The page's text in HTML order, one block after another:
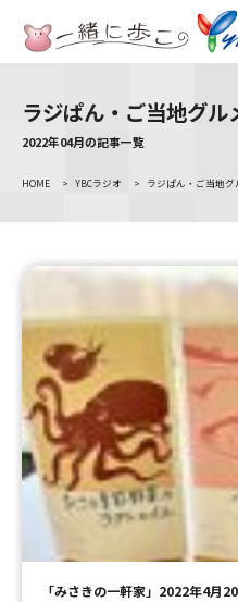
テレビ
TV
ラジオ
アナウンサー
イベント
試写会・プレ
Present
ＹＢＣオンデマンド
ラジぱん・ご当地グル
2022年04月の記事一覧
HOME > YBCラジオ > ラジぱん・ご当地グ
「みさきの一軒家」2022年4